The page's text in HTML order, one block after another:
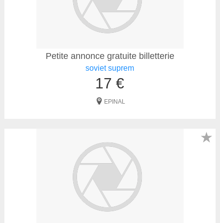
Petite annonce gratuite billetterie
soviet suprem
17 €
EPINAL
★